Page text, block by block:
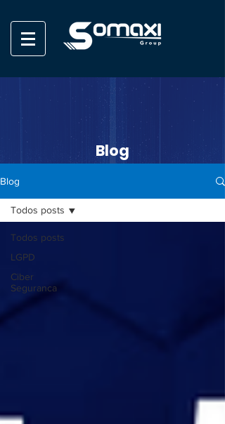
Blog
Blog
Todos posts
LGPD
Ciber
Seguranca
Todos posts